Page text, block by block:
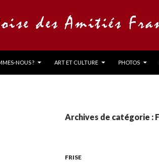
NOUS ? ART ET CULTURE PHOTOS
Archives de catégorie :
FRISE